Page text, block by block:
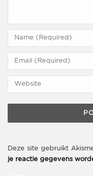
Deze site gebruikt
je reactie gegevens